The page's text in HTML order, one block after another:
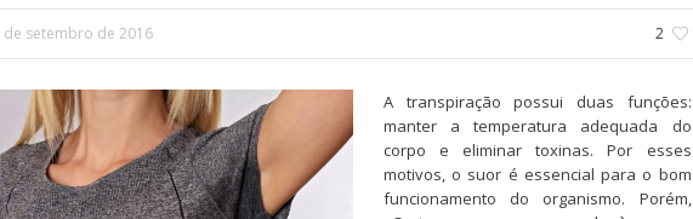
2
de setembro de 2016
A transpiração possui duas funções:
manter a temperatura adequada do
corpo e eliminar toxinas. Por esses
motivos, o suor é essencial para o bom
funcionamento do organismo. Porém,